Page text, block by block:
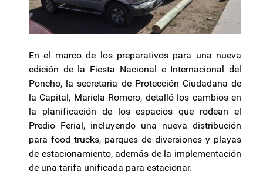
En el marco de los preparativos para una nueva
edición de la Fiesta Nacional e Internacional del
Poncho, la secretaria de Protección Ciudadana de
la Capital, Mariela Romero, detalló los cambios en
la planificación de los espacios que rodean el
Predio Ferial, incluyendo una nueva distribución
para food trucks, parques de diversiones y playas
de estacionamiento, además de la implementación
de una tarifa unificada para estacionar.